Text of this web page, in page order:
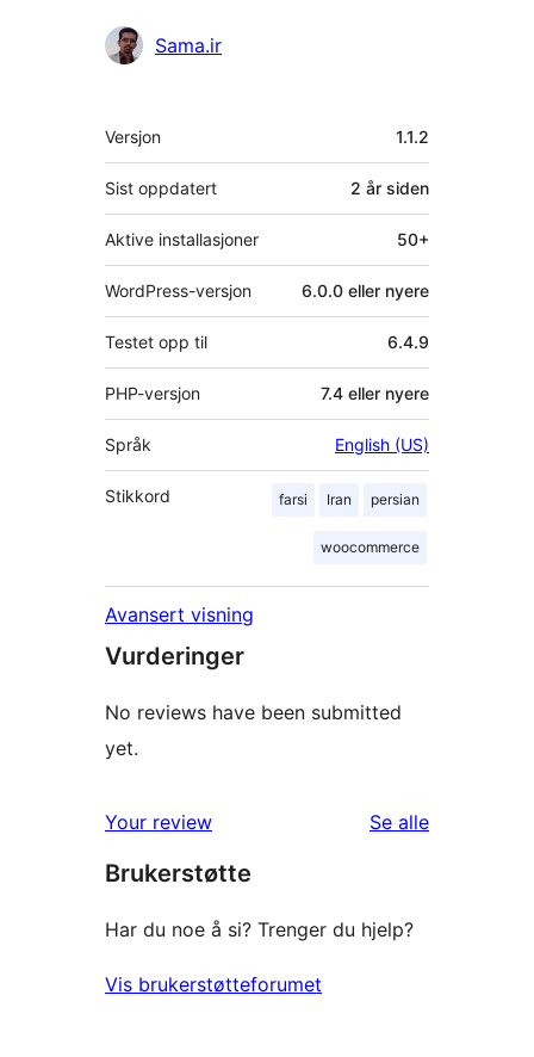
Bidragsytere
Sama.ir
Meta
Versjon 1.1.2
Sist oppdatert 2 år siden
Aktive installasjoner 50+
WordPress-versjon 6.0.0 eller nyere
Testet opp til 6.4.9
PHP-versjon 7.4 eller nyere
Språk English (US)
Stikkord farsi Iran persian
woocommerce
Avansert visning
Vurderinger
No reviews have been submitted
yet.
Your review Se alleomtalene
Brukerstøtte
Har du noe å si? Trenger du hjelp?
Vis brukerstøtteforumet